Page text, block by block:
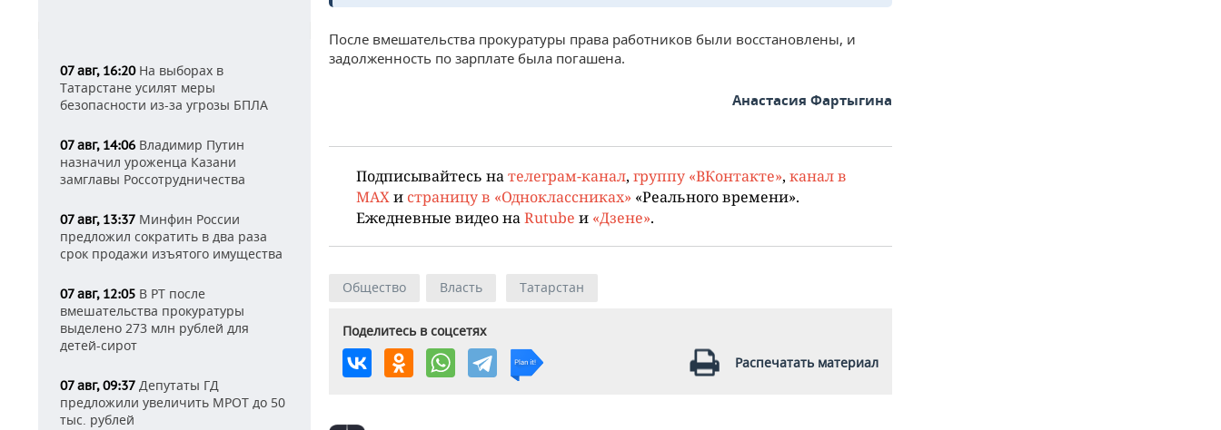
07 авг, 16:20На выборах в
Татарстане усилят меры
безопасности из-за угрозы БПЛА
07 авг, 14:06 Владимир Путин
назначил уроженца Казани
замглавы Россотрудничества
07 авг, 13:37 Минфин России
предложил сократить в два раза
срок продажи изъятого имущества
07 авг, 12:05 В РТ после
вмешательства прокуратуры
выделено 273 млн рублей для
детей-сирот
07 авг, 09:37 Депутаты ГД
предложили увеличить МРОТ до 50
тыс. рублей
После вмешательства прокуратуры права работников были восстановлены, и
задолженность по зарплате была погашена.
Анастасия Фартыгина
Подписывайтесь на телеграм-канал, группу «ВКонтакте», канал в
MAX и страницу в «Одноклассниках» «Реального времени».
Ежедневные видео на Rutube и «Дзене».
Общество Власть Татарстан
Поделитесь в соцсетях
Распечатать материал